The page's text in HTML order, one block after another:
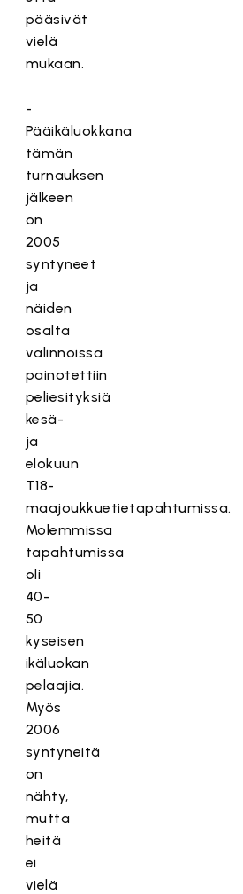
pääsivät
vielä
mukaan.
-
Pääikäluokkana
tämän
turnauksen
jälkeen
on
2005
syntyneet
ja
näiden
osalta
valinnoissa
painotettiin
peliesityksiä
kesä-
ja
elokuun
T18-
maajoukkuetietapahtumissa.
Molemmissa
tapahtumissa
oli
40-
50
kyseisen
ikäluokan
pelaajia.
Myös
2006
syntyneitä
on
nähty,
mutta
heitä
ei
vielä